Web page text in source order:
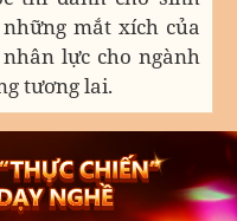
mắt xích của
lực cho ngành
tương lai.